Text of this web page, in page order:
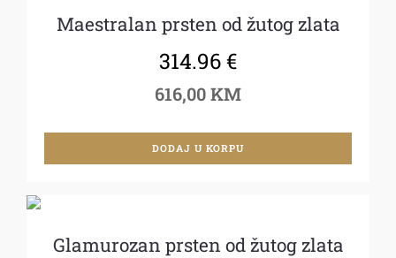
Maestralan prsten od žutog zlata
314.96€
616,00 KM
DODAJ U KORPU
Glamurozan prsten od žutog zlata